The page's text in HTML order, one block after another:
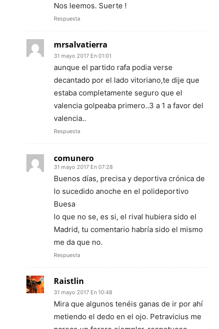
Nos leemos. Suerte !
Respuesta
mrsalvatierra
31 mayo 2017 En 01:01
aunque el partido rafa podia verse
decantado por el lado vitoriano,te dije que
estaba completamente seguro que el
valencia golpeaba primero..3 a 1 a favor del
valencia..
Respuesta
comunero
31 mayo 2017 En 07:28
Buenos días, precisa y deportiva crónica de
lo sucedido anoche en el polideportivo
Buesa
lo que no se, es si, el rival hubiera sido el
Madrid, tu comentario habría sido el mismo
me da que no.
Respuesta
Raistlin
31 mayo 2017 En 10:48
Mira que algunos tenéis ganas de ir por ahí
metiendo el dedo en el ojo. Petravicius me